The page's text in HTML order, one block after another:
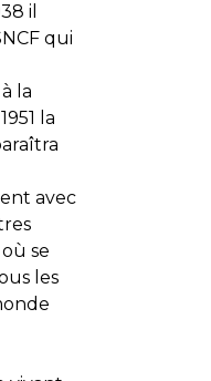
il
qui
la
la
avec
se
les